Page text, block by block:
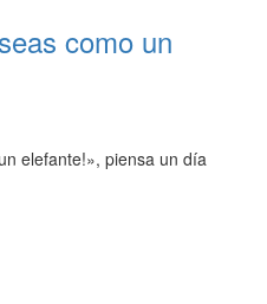
como un
elefante!», piensa un día